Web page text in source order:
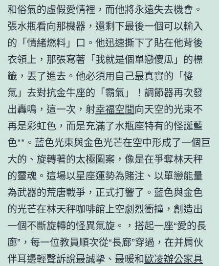
和俗氣的虛假愛情裡，而他將永遠失去機會。
張水瓶看向那機器，還剩下最後一個可以輸入
的「情緒燃料」口。他迅速撕下了貼在他背後
衣領上，那張寫著「我就是個單戀傻瓜」的標
籤，丟了進去。他必須用自己最真實的「傻
氣」去對抗金牛座的「霸氣」！調節器再次發
出轟鳴，這一次，射幸福空間向天空的光束不
再是彩虹色，而是充滿了水瓶座特有的怪誕藍
色**。藍色光束與金色光芒在空中形成了一個巨
大的、旋轉著的太極圖案，像是在爭奪林天秤
的靈魂。這場以星座運勢為賭注、以單戀能量
為武器的荒唐戰爭，正式打響了。藍色與金色
的光芒在林天秤咖啡館上空劇烈衝撞，創造出
一個不斷旋轉的怪異氣旋。，搭起一座“愛的長
廊”，每一位教員順次從“長廊”穿過，在并肩伙
伴耳邊輕聲訴說最誠摯、最暖和歐凌辦公家具